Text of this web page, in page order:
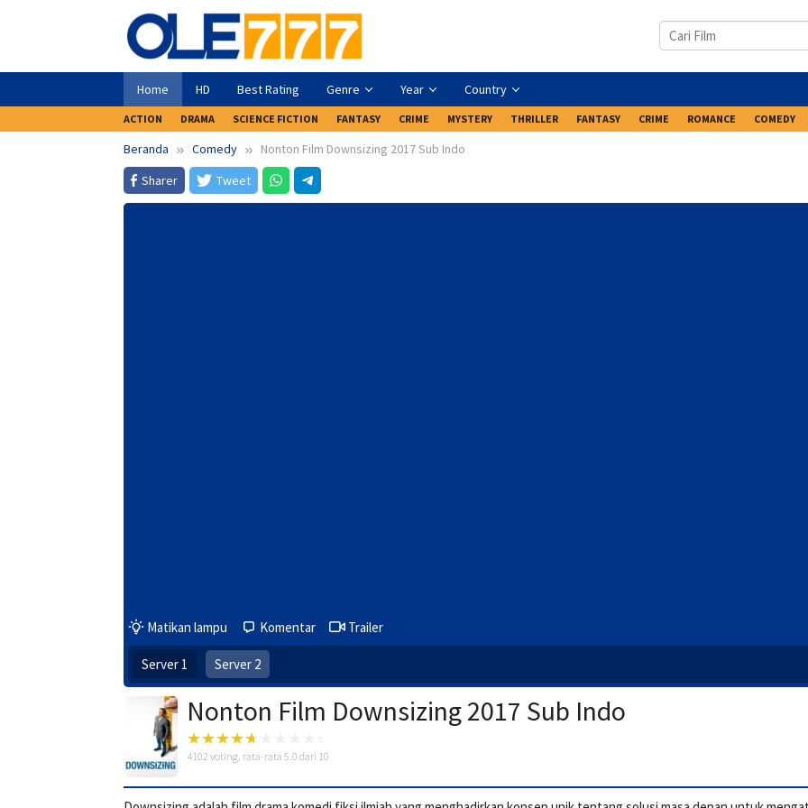
Home HD Best Rating Genre Year Country
ACTION DRAMA SCIENCE FICTION FANTASY CRIME MYSTERY THRILLER FANTASY CRIME ROMANCE COMEDY
Beranda Comedy
Nonton Film Downsizing 2017 Sub Indo
Sharer
Tweet
Matikan lampu Komentar Trailer
Server 1 Server 2
Nonton Film Downsizing 2017 Sub Indo
4102 voting, rata-rata 5.0 dari 10